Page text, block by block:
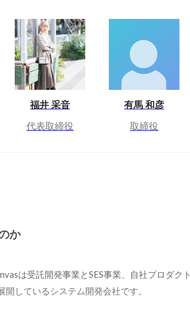
福井 采音
代表取締役
有馬 和彦
取締役
か
は受託開発事業とSES事業、自社プロダク
しているシステム開発会社です。